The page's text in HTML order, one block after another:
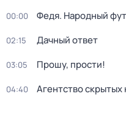
00:00 Федя. Народный
02:15 Дачный ответ
03:05 Прошу, прости!
04:40 Агентство скрытых